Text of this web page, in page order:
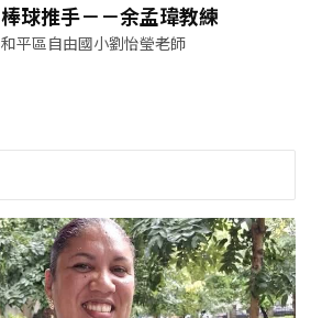
棒球推手－－余孟瑋教練
和平區自由國小劉怡瑩老師